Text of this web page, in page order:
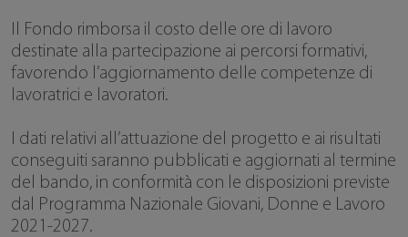
Il Fondo rimborsa il costo delle ore di lavoro
destinate alla partecipazione ai percorsi formativi,
favorendo l’aggiornamento delle competenze di
lavoratrici e lavoratori.
I dati relativi all’attuazione del progetto e ai risultati
conseguiti saranno pubblicati e aggiornati al termine
del bando, in conformità con le disposizioni previste
dal Programma Nazionale Giovani, Donne e Lavoro
2021-2027.